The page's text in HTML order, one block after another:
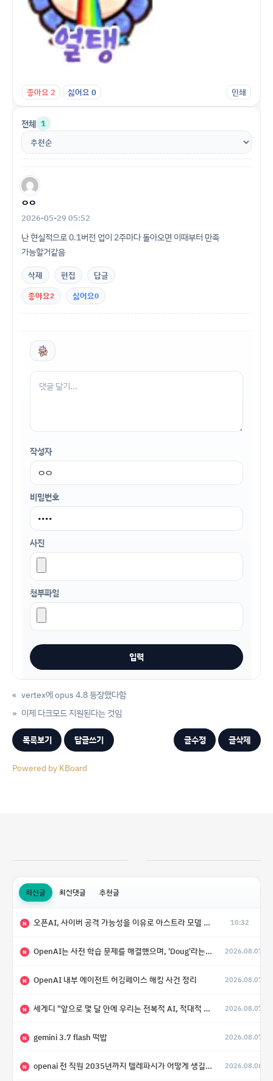
좋아요2 싫어요0 인쇄
전체 1
ㅇㅇ
2026-05-29 05:52
난 현실적으로 0.1버전 업이 2주마다 돌아오면 이때부터 만족
가능할거같음
삭제 편집
답글
좋아요2 싫어요0
작성자
비밀번호
사진
첨부파일
« vertex에 opus 4.8 등장했다함
이제 다크모드 지원된다는 것임
»
목록보기 답글쓰기 글수정 글삭제
Powered by KBoard
최신글 최신댓글 추천글
N 오픈AI, 사이버 공격 가능성을 이유로 아스트라 모델 출시 연기 10:32
N OpenAI는 사전 학습 문제를 해결했으며, 'Doug'라는 코드명을 가진 훨씬 더 큰 모델을 활발히 개발 중 2026.08.07
N OpenAI 내부 에이전트 허깅페이스 해킹 사건 정리 2026.08.07
N 세게디 "앞으로 몇 달 안에 우리는 전복적 AI, 적대적 AI 둘 다 보게 될 것" 2026.08.07
N gemini 3.7 flash 떡밥 2026.08.07
N openai 전 직원 2035년까지 텔레파시가 어떻게 생길 수 있는지 2026.08.06